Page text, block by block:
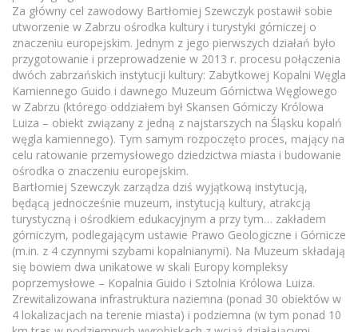
Za główny cel zawodowy Bartłomiej Szewczyk postawił sobie
utworzenie w Zabrzu ośrodka kultury i turystyki górniczej o
znaczeniu europejskim. Jednym z jego pierwszych działań było
przygotowanie i przeprowadzenie w 2013 r. procesu połączenia
dwóch zabrzańskich instytucji kultury: Zabytkowej Kopalni Węgla
Kamiennego Guido i dawnego Muzeum Górnictwa Węglowego
w Zabrzu (którego oddziałem był Skansen Górniczy Królowa
Luiza – obiekt związany z jedną z najstarszych na Śląsku kopalń
węgla kamiennego). Tym samym rozpoczęto proces, mający na
celu ratowanie przemysłowego dziedzictwa miasta i budowanie
ośrodka o znaczeniu europejskim.
Bartłomiej Szewczyk zarządza dziś wyjątkową instytucją,
będącą jednocześnie muzeum, instytucją kultury, atrakcją
turystyczną i ośrodkiem edukacyjnym a przy tym… zakładem
górniczym, podlegającym ustawie Prawo Geologiczne i Górnicze
(m.in. z 4 czynnymi szybami kopalnianymi). Na Muzeum składają
się bowiem dwa unikatowe w skali Europy kompleksy
poprzemysłowe – Kopalnia Guido i Sztolnia Królowa Luiza.
Zrewitalizowana infrastruktura naziemna (ponad 30 obiektów w
4 lokalizacjach na terenie miasta) i podziemna (w tym ponad 10